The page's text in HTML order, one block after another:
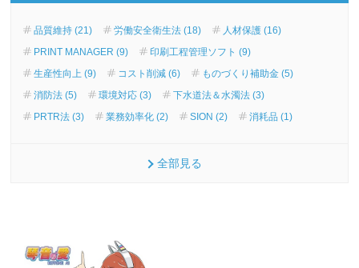
品質維持 (21) 労働安全衛生法 (18)
人材保護 (16)
PRINT MANAGER (9)
印刷工程管理ソフト (9)
生産性向上 (9)
コスト削減 (6)
ものづくり補助金 (5)
消防法 (5)
環境対応 (3)
下水道法＆水濁法 (3)
PRTR法 (3)
業務効率化 (2) SION (2) 消耗品 (1)
全部見る